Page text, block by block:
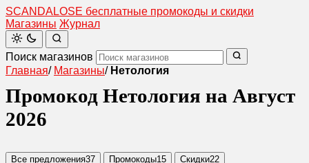
SCANDALOSE бесплатные промокоды и скидки
Магазины Журнал
Поиск магазинов
Главная/ Магазины/ Нетология
Промокод Нетология на Август
2026
Все предложения37 Промокоды15 Скидки22